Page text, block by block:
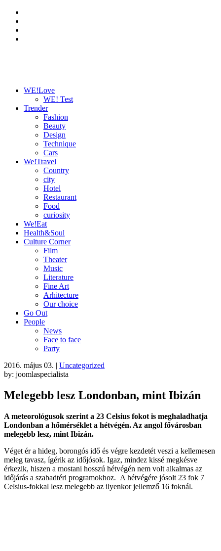
WE!Love
WE! Test
Trender
Fashion
Beauty
Design
Technique
Cars
We!Travel
Country
city
Hotel
Restaurant
Food
curiosity
We!Eat
Health&Soul
Culture Corner
Film
Theater
Music
Literature
Fine Art
Arhitecture
Our choice
Go Out
People
News
Face to face
Party
2016. május 03. | Uncategorized
by: joomlaspecialista
Melegebb lesz Londonban, mint Ibizán
A meteorológusok szerint a 23 Celsius fokot is meghaladhatja
Londonban a hőmérséklet a hétvégén. Az angol fővárosban
melegebb lesz, mint Ibizán.
Véget ér a hideg, borongós idő és végre kezdetét veszi a kellemesen
meleg tavasz, ígérik az időjósok. Igaz, mindez kissé megkésve
érkezik, hiszen a mostani hosszú hétvégén nem volt alkalmas az
időjárás a szabadtéri programokhoz. A hétvégére jósolt 23 fok 7
Celsius-fokkal lesz melegebb az ilyenkor jellemző 16 foknál.